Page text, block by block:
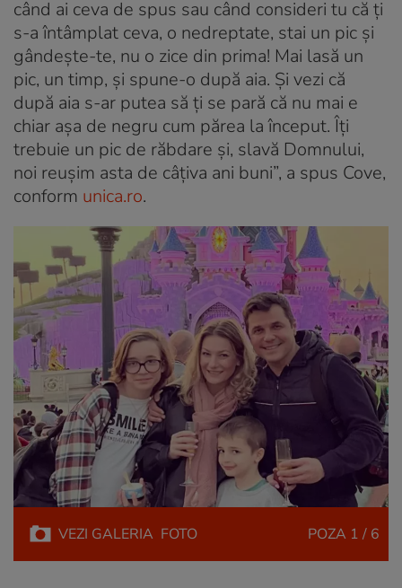
când ai ceva de spus sau când consideri tu că ți
s-a întâmplat ceva, o nedreptate, stai un pic și
gândește-te, nu o zice din prima! Mai lasă un
pic, un timp, și spune-o după aia. Și vezi că
după aia s-ar putea să ți se pară că nu mai e
chiar așa de negru cum părea la început. Îți
trebuie un pic de răbdare și, slavă Domnului,
noi reușim asta de câțiva ani buni”, a spus Cove,
conform unica.ro.
VEZI GALERIA FOTO POZA 1 / 6